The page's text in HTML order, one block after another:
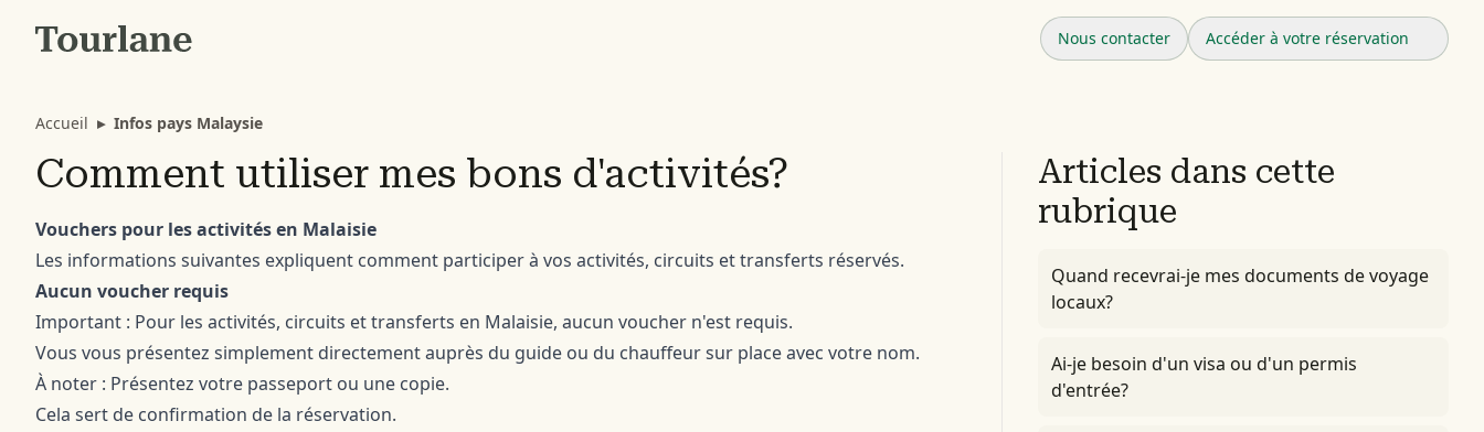
Nous contacter Accéder à votre réservation
Accueil ▸ Infos pays Malaysie
Comment utiliser mes bons d'activités?
Vouchers pour les activités en Malaisie
Les informations suivantes expliquent comment participer à vos activités, circuits et transferts réservés.
Aucun voucher requis
Important : Pour les activités, circuits et transferts en Malaisie, aucun voucher n'est requis.
Vous vous présentez simplement directement auprès du guide ou du chauffeur sur place avec votre nom.
À noter : Présentez votre passeport ou une copie.
Cela sert de confirmation de la réservation.
Articles dans cette
rubrique
Quand recevrai-je mes documents de voyage
locaux?
Ai-je besoin d'un visa ou d'un permis
d'entrée?